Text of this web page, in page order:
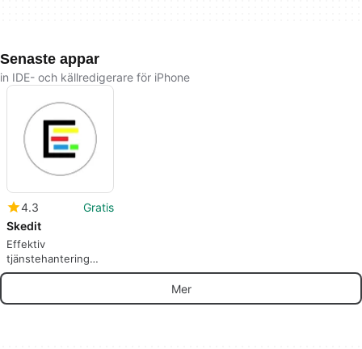
Senaste appar
in IDE- och källredigerare för iPhone
4.3
Gratis
Skedit
Effektiv
tjänstehantering
med Skedit
Mer